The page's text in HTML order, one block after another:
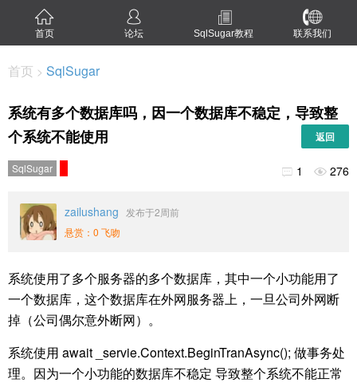
首页 论坛 SqlSugar教程 联系我们
首页 > SqlSugar
系统有多个数据库吗，因一个数据库不稳定，导致整
个系统不能使用
返回
SqlSugar  1  276
zailushang
发布于2周前
悬赏：0 飞吻
系统使用了多个服务器的多个数据库，其中一个小功能用了
一个数据库，这个数据库在外网服务器上，一旦公司外网断
掉（公司偶尔意外断网）。
系统使用 await _servie.Context.BeginTranAsync(); 做事务处
理。因为一个小功能的数据库不稳定 导致整个系统不能正常